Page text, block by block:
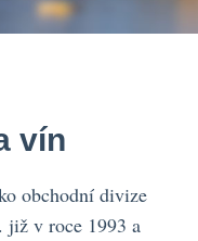
vín
obchodní divize
v roce 1993 a